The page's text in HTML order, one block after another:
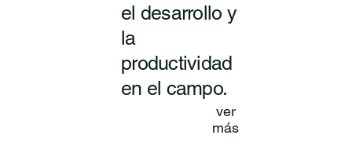
el desarrollo y
la
productividad
en el campo.
ver
más